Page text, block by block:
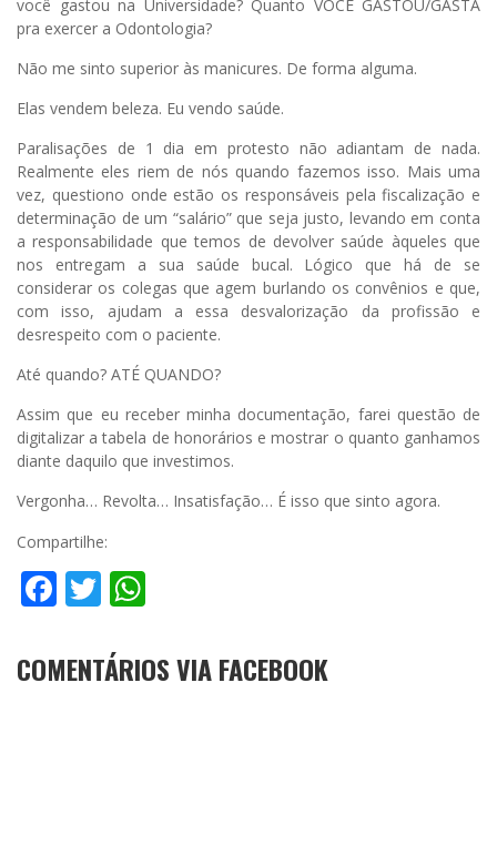
você gastou na Universidade? Quanto VOCÊ GASTOU/GASTA
pra exercer a Odontologia?
Não me sinto superior às manicures. De forma alguma.
Elas vendem beleza. Eu vendo saúde.
Paralisações de 1 dia em protesto não adiantam de nada.
Realmente eles riem de nós quando fazemos isso. Mais uma
vez, questiono onde estão os responsáveis pela fiscalização e
determinação de um “salário” que seja justo, levando em conta
a responsabilidade que temos de devolver saúde àqueles que
nos entregam a sua saúde bucal. Lógico que há de se
considerar os colegas que agem burlando os convênios e que,
com isso, ajudam a essa desvalorização da profissão e
desrespeito com o paciente.
Até quando? ATÉ QUANDO?
Assim que eu receber minha documentação, farei questão de
digitalizar a tabela de honorários e mostrar o quanto ganhamos
diante daquilo que investimos.
Vergonha… Revolta… Insatisfação… É isso que sinto agora.
Compartilhe:
Facebook
Twitter
COMENTÁRIOS VIA FACEBOOK